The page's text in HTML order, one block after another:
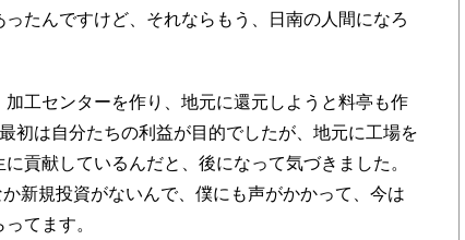
たんですけど、それならもう、日南の人間になろ
工センターを作り、地元に還元しようと料亭も作
初は自分たちの利益が目的でしたが、地元に工場を
貢献しているんだと、後になって気づきました。
新規投資がないんで、僕にも声がかかって、今は
てます。